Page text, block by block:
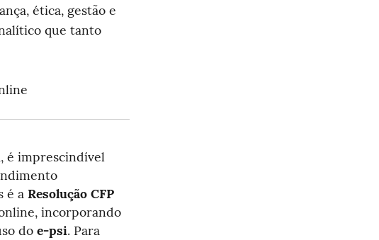
ética, gestão e
que tanto
é imprescindível
é a Resolução CFP
incorporando
do e-psi. Para